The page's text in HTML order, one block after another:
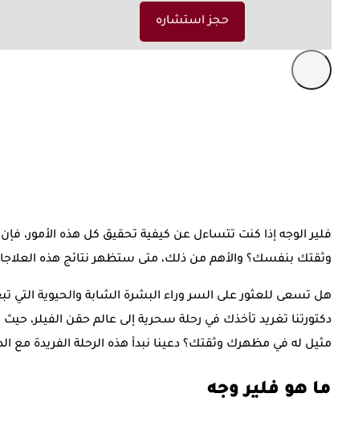
حجز استشاره
فلير الوجه إذا كنت تتساءل عن كيفية تحقيق كل هذه الأمور،
وثقتك بنفسك؟ والأهم من ذلك، متى ستظهر نتائج هذه
هل تسعى للعثور على السر وراء البشرة الشابة والحيوية التي
دكتورتنا تغريد تأخذك في رحلة سحرية إلى عالم حقن الفيلر،
مثيل له في مظهرك وثقتك؟ دعينا نبدأ هذه الرحلة الفريدة
ما هو فلير وجه